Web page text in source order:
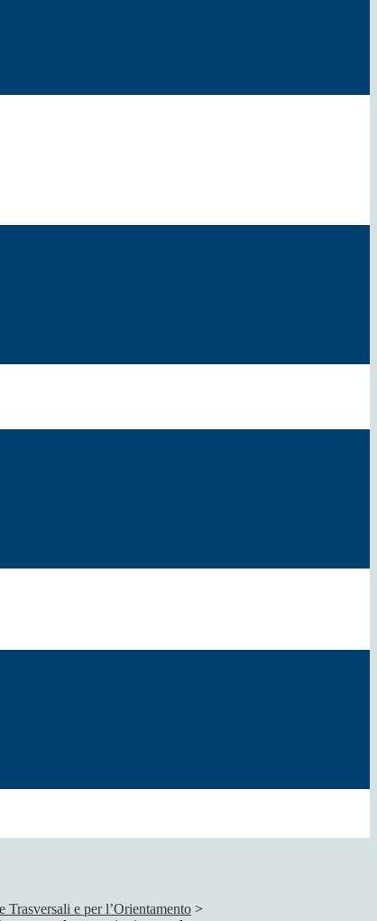
Trasversali e per l’Orientamento >